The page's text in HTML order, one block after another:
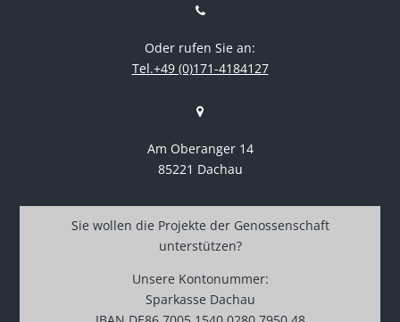
Oder rufen Sie an:
Tel.+49 (0)171-4184127
Am Oberanger 14
85221 Dachau
Sie wollen die Projekte der Genossenschaft
unterstützen?
Unsere Kontonummer:
Sparkasse Dachau